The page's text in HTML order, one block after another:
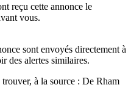
reçu cette annonce le
vous.
sont envoyés directement à
des alertes similaires.
à la source : De Rham